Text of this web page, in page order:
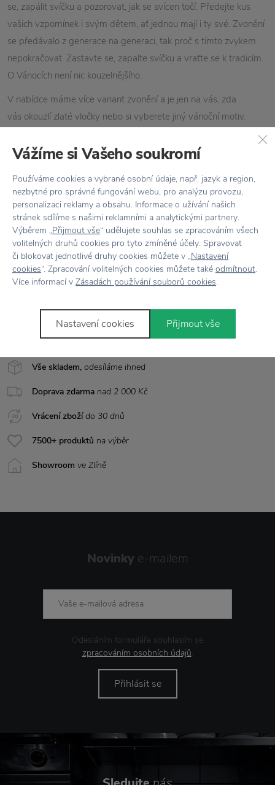
Vše skladem, odesíláme ihned
Doprava zdarma nad 2 000 Kč
Vrácení zbožído 30 dnů
7500+ produktů na výběr
Showroom ve Zlíně
se, zapálit svíčku a pozorovat, jak se svícen točí. Předejte kus
vašich vzpomínek i svým dětem, ať jednou mají i ty své. Zvonění
se předávalo z generace na generaci, tak proč s tímto zvykem
nepokračovat. Zastavte se, zapalte svíčku a vraťte se k tradicím.
O Vánocích není nic kouzelnějšího.
V nabídce máme více variant zvonění a je jen na vás, zda
vás okouzlí zlaté vločky nebo si vyberete jiný vánoční motiv.
Vlastnosti
Kód produktu AN108G
Barva
Materiál
V: 16 cm
Novinky e-mailem
Odesláním formuláře souhlasím se
zpracováním osobních údajů.
Přihlásit se
Vážíme si Vašeho soukromí
Používáme cookies a vybrané osobní údaje, např. jazyk a region,
nezbytné pro správné fungování webu, pro analýzu provozu,
personalizaci reklamy a obsahu. Informace o užívání našich
stránek sdílíme s našimi reklamními a analytickými partnery.
Výběrem „Přijmout vše“ udělujete souhlas se zpracováním všech
volitelných druhů cookies pro tyto zmíněné účely. Spravovat
či blokovat jednotlivé druhy cookies můžete v „Nastavení
cookies“. Zpracování volitelných cookies můžete také odmítnout.
Více informací v Zásadách používání souborů cookies.
Nastavení cookies Přijmout vše